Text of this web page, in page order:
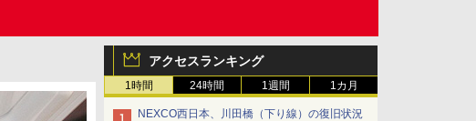
アクセスランキング
1時間 24時間 1週間 1カ月
NEXCO西日本、川田橋（下り線）の復旧状況